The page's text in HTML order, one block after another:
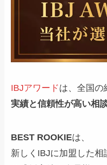
IBJアワードは、全国の
実績と信頼性が高い相
BEST ROOKIEは、
新しくIBJに加盟した相